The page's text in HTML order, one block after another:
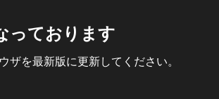
っております
を最新版に更新してください。